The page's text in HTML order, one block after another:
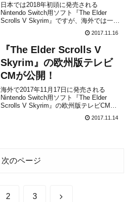
日本では2018年初頭に発売される
Nintendo Switch用ソフト『The Elder
Scrolls V Skyrim』ですが、海外では一足
発売ということで、いくつかプレイ動画
も公開されてきています。興味のある方
はチェックしてみてく...
2017.11.16
『The Elder Scrolls V
Skyrim』の欧州版テレビ
CMが公開！
海外で2017年11月17日に発売される
Nintendo Switch用ソフト『The Elder
Scrolls V Skyrim』の欧州版テレビCM
「Fight dragons anytime, anywhere 」と
2017.11.14
次のページ
2 3 次